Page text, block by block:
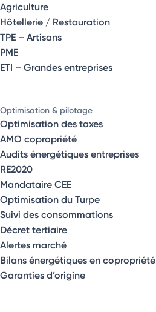
Agriculture
Hôtellerie / Restauration
TPE – Artisans
PME
ETI – Grandes entreprises
Optimisation & pilotage
Optimisation des taxes
AMO copropriété
Audits énergétiques entreprises
RE2020
Mandataire CEE
Optimisation du Turpe
Suivi des consommations
Décret tertiaire
Alertes marché
Bilans énergétiques en copropriété
Garanties d’origine